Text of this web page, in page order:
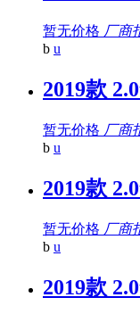
暂无价格 厂商
b u
2019款
暂无价格 厂商
b u
2019款
暂无价格 厂商
b u
2019款